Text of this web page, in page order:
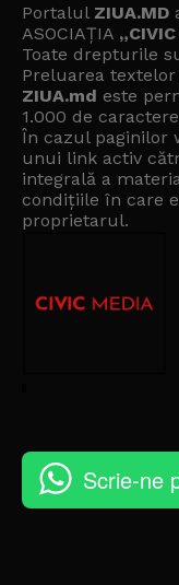
Portalul ZIUA.MD
ASOCIAȚIA
Toate drepturile
Preluarea
ZIUA.md este
1.000 de
În cazul paginilor
unui link activ
integrală a
condițiile în care
proprietarul.
Scrie-ne